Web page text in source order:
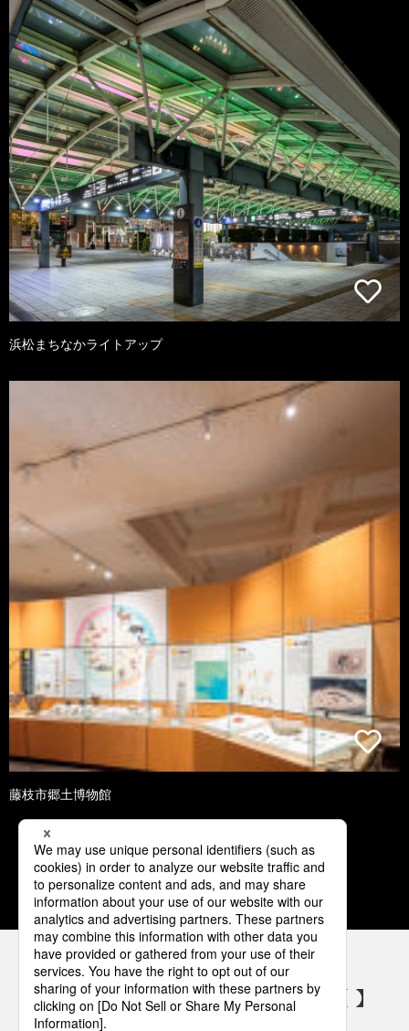
浜松まちなかライトアップ
藤枝市郷土博物館
1 2 3 4 5
パナソニックの電気設備 SNSアカウント